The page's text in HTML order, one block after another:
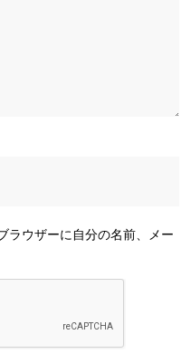
ラウザーに自分の名前、メー